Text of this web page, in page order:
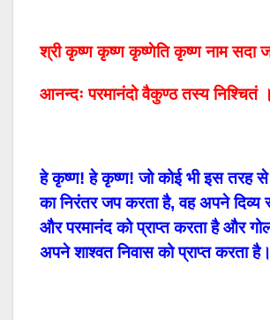
श्री कृष्ण कृष्ण कृष्णेति कृष्ण नाम सदा
आनन्दः परमानंदो वैकुण्ठ तस्य निश्चितं
हे कृष्ण! हे कृष्ण! जो कोई भी इस तरह
का निरंतर जप करता है, वह अपने
और परमानंद को प्राप्त करता है और
अपने शाश्वत निवास को प्राप्त करता है।